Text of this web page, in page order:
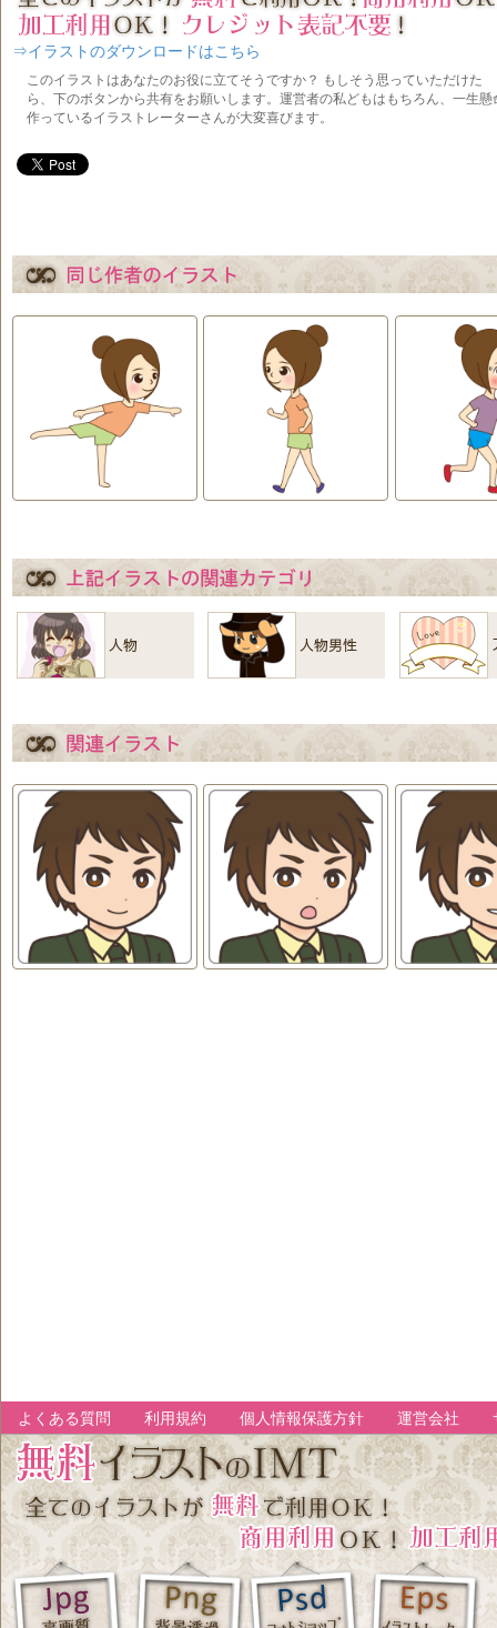
⇒イラストのダウンロードはこちら
よくある質問 利用規約 個人情報保護方針 運営会社